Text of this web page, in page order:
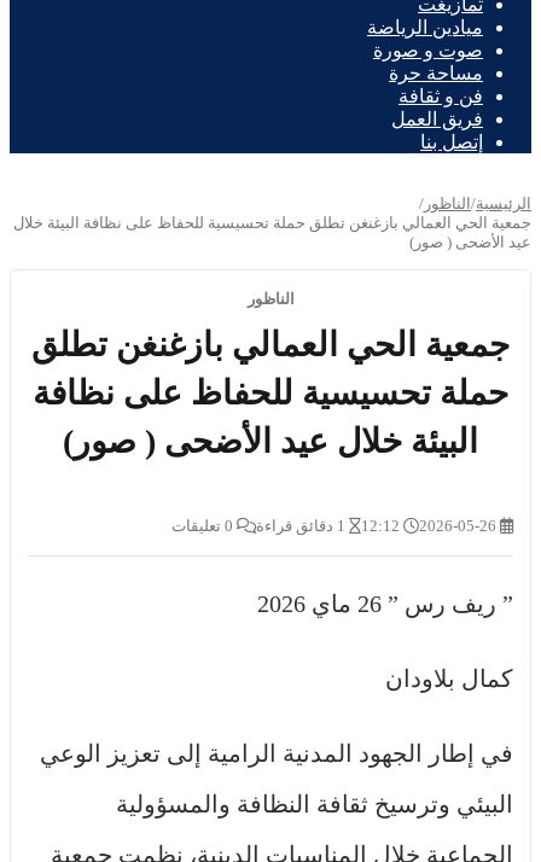
تمازيغت
ميادين الرياضة
صوت و صورة
مساحة حرة
فن و ثقافة
فريق العمل
إتصل بنا
الرئيسية/ الناظور /
جمعية الحي العمالي بازغنغن تطلق حملة تحسيسية للحفاظ على نظافة البيئة خلال
عيد الأضحى ( صور)
الناظور
جمعية الحي العمالي بازغنغن تطلق
حملة تحسيسية للحفاظ على نظافة
البيئة خلال عيد الأضحى ( صور)
” ريف رس ” 26 ماي 2026
كمال بلاودان
في إطار الجهود المدنية الرامية إلى تعزيز الوعي
البيئي وترسيخ ثقافة النظافة والمسؤولية
الجماعية خلال المناسبات الدينية، نظمت جمعية